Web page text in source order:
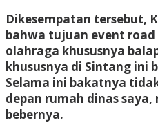
Dikesempatan tersebut,
bahwa tujuan event
olahraga khususnya
khususnya di Sintang ini
Selama ini bakatnya
depan rumah dinas saya,
bebernya.